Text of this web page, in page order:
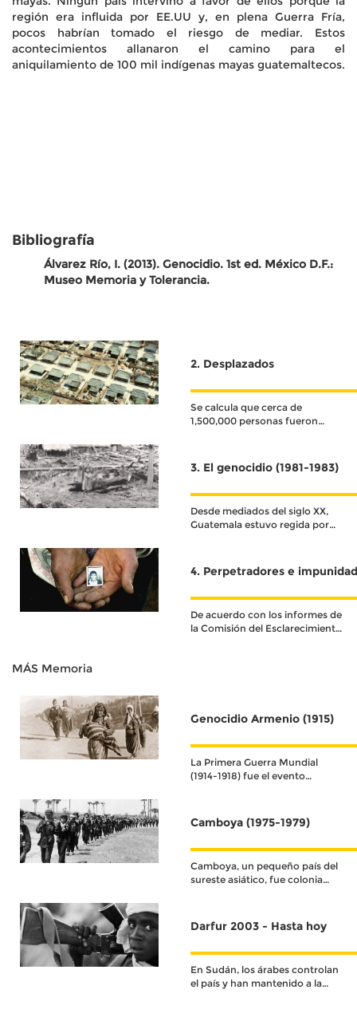
región era influida por EE.UU y, en plena Guerra Fría,
pocos habrían tomado el riesgo de mediar. Estos
acontecimientos allanaron el camino para el
aniquilamiento de 100 mil indígenas mayas guatemaltecos.
Bibliografía
Álvarez Río, I. (2013). Genocidio. 1st ed. México D.F.:
Museo Memoria y Tolerancia.
2. Desplazados
Se calcula que cerca de
1,500,000 personas fueron
país.
3. El genocidio (1981-1983)
Desde mediados del siglo XX,
Guatemala estuvo regida por
4. Perpetradores e impunidad
De acuerdo con los informes de
la Comisión del Esclarecimiento
MÁS Memoria
Genocidio Armenio (1915)
La Primera Guerra Mundial
(1914-1918) fue el evento
Camboya (1975-1979)
Camboya, un pequeño país del
sureste asiático, fue colonia
Darfur 2003 - Hasta hoy
En Sudán, los árabes controlan
el país y han mantenido a la